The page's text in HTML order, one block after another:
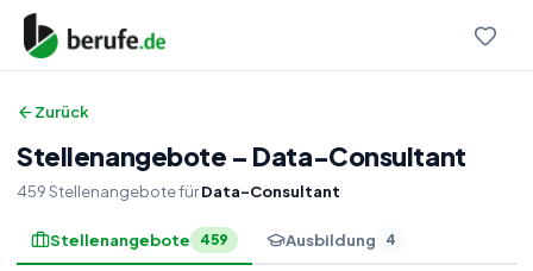
Zurück
Stellenangebote – Data-Consultant
459StellenangebotefürData-Consultant
Stellenangebote 459 Ausbildung 4